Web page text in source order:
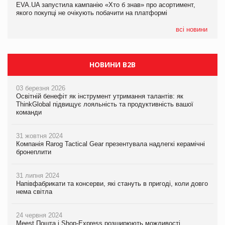
EVA.UA запустила кампанію «Хто б знав» про асортимент,
якого покупці не очікують побачити на платформі
всі новини
05.08.2026
Мережа супермаркетів VARUS купує мережу магазинів
НОВИНИ B2B
03 березня 2026
Освітній бенефіт як інструмент утримання талантів: як
ThinkGlobal підвищує лояльність та продуктивність вашої
команди
31 жовтня 2024
Компанія Rarog Tactical Gear презентувала надлегкі керамічні
бронеплити
31 липня 2024
Напівфабрикати та консерви, які стануть в пригоді, коли довго
нема світла
24 червня 2024
Meest Пошта і Shop-Express розширюють можливості